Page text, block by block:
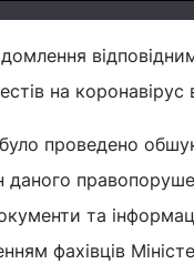
на
було проведено
та
фахівців